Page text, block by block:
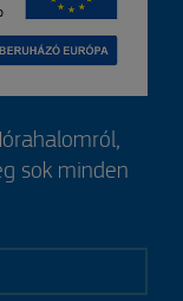
sok minden